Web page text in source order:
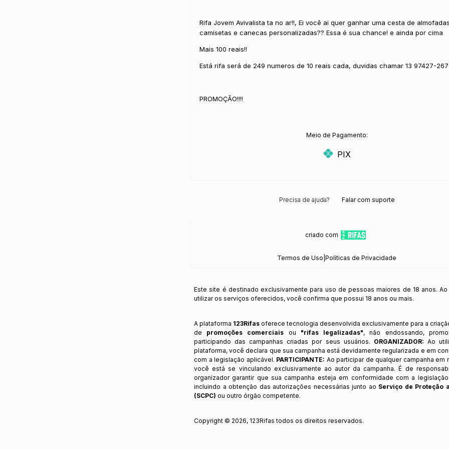
Rifa Jovem Avivalista ta no ar!!, Ei você ai quer ganhar uma cesta de
camisetas e canecas personalizadas?? Essa é sua chance! e ainda por cima
Mais 100 reais!!
Está rifa será de 249 numeros de 10 reais cada, duvidas chamar 13 97427-
PROMOÇÃO!!!!
Meio de Pagamento:
PIX
Precisa de ajuda? Falar com suporte
criado com
Termos de Uso Políticas de Privacidade
Este site é destinado exclusivamente para uso de pessoas maiores de 18 anos.
utilizar os serviços oferecidos, você confirma que possui 18 anos ou mais.
A plataforma 123Rifas oferece tecnologia desenvolvida exclusivamente para a
de promoções comerciais ou "rifas legalizadas", não endossando,
participando das campanhas criadas por seus usuários. ORGANIZADOR: Ao
plataforma, você declara que sua campanha está devidamente regularizada e em
com a legislação aplicável. PARTICIPANTE: Ao participar de qualquer campanha em
você está se vinculando exclusivamente ao autor da campanha. É de
organizador garantir que sua campanha esteja em conformidade com a
incluindo a obtenção das autorizações necessárias junto ao Serviço de Proteção
(SCPC) ou outro órgão competente.
Copyright © 2026, 123Rifas todos os direitos reservados.